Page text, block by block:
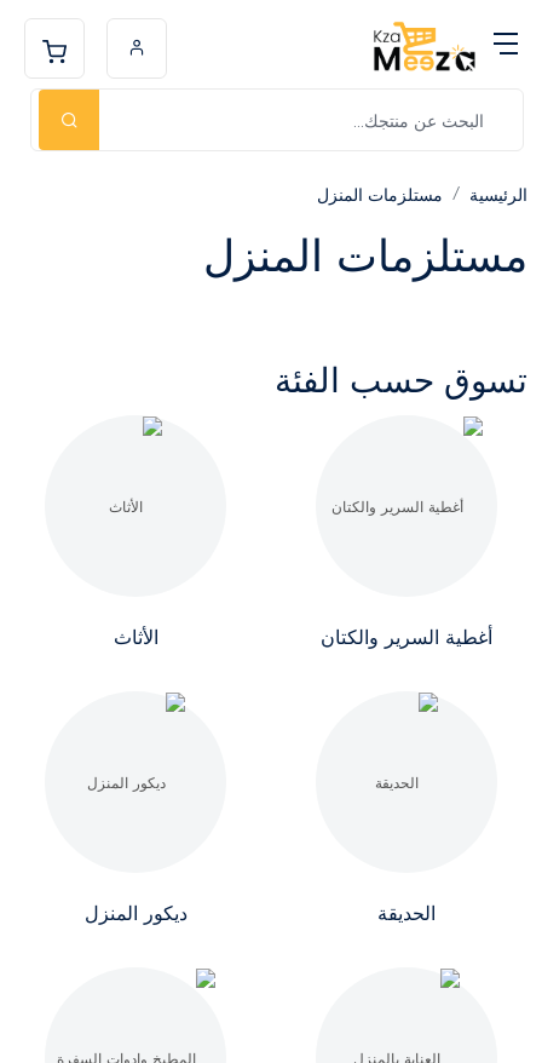
الرئيسية مستلزمات المنزل
مستلزمات المنزل
تسوق حسب الفئة
أغطية السرير والكتان الأثاث
الحديقة ديكور المنزل